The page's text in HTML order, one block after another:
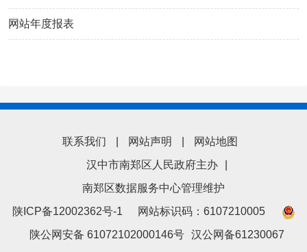
网站年度报表
联系我们 网站声明
网站地图
汉中市南郑区人民政府主办
南郑区数据服务中心管理维护
陕ICP备12002362号-1
网站标识码：6107210005
陕公网安备 61072102000146号 汉公网备61230067